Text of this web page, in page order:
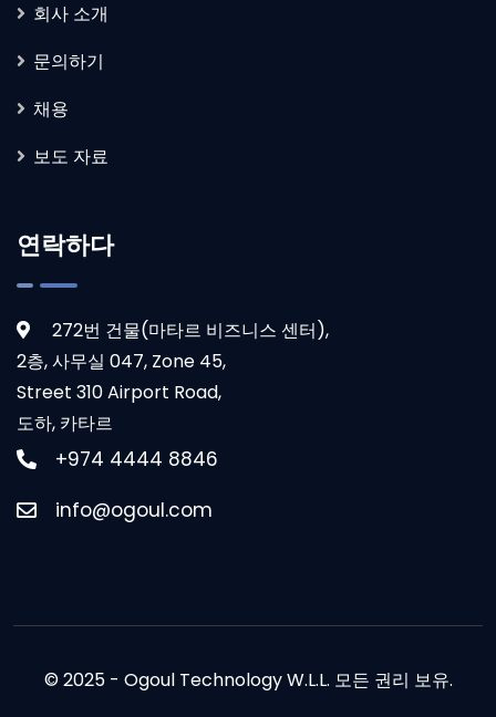
회사 소개
문의하기
채용
보도 자료
연락하다
272번 건물(마타르 비즈니스 센터),
2층, 사무실 047, Zone 45,
Street 310 Airport Road,
도하, 카타르
+974 4444 8846
info@ogoul.com
© 2025 - Ogoul Technology W.L.L. 모든 권리 보유.